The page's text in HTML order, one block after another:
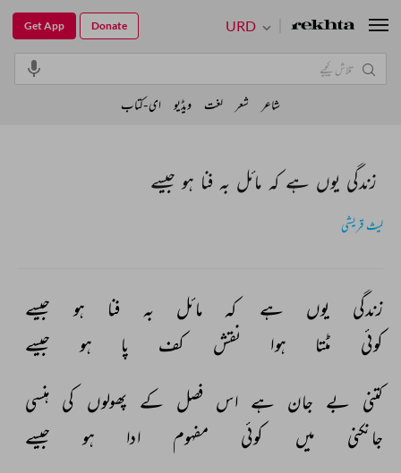
زندگی یوں ہے کہ مائل بہ فنا ہو جیسے
لیث قریشی
زندگی یوں ہے کہ مائل بہ فنا ہو
جیسے
کوئی
مٹتا ہوا نقش کف پا ہو جیسے
کتنی بے جان ہے اس فصل کے پھولوں کی ہنسی
جانکنی
میں کوئی مفہوم ادا ہو جیسے
URD
Get App Donate
شاعر شعر لغت ویڈیو ای-کتاب